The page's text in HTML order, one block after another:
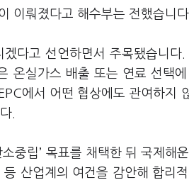
이뤄졌다고 해수부는 전했습니다.
다고 선언하면서 주목됐습니다
온실가스 배출 또는 연료 선택
에서 어떤 협상에도 관여하지
.
립’ 목표를 채택한 뒤 국제해
산업계의 여건을 감안해 합리